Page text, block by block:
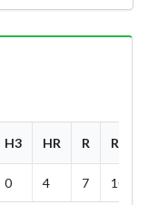
H3 HR R RBI
0 4 7 10